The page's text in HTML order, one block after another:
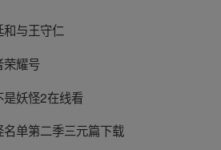
和与王守仁
荣耀号
是妖怪2在线看
名单第二季三元篇下载